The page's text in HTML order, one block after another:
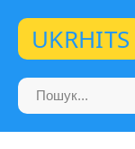
UKRHITS